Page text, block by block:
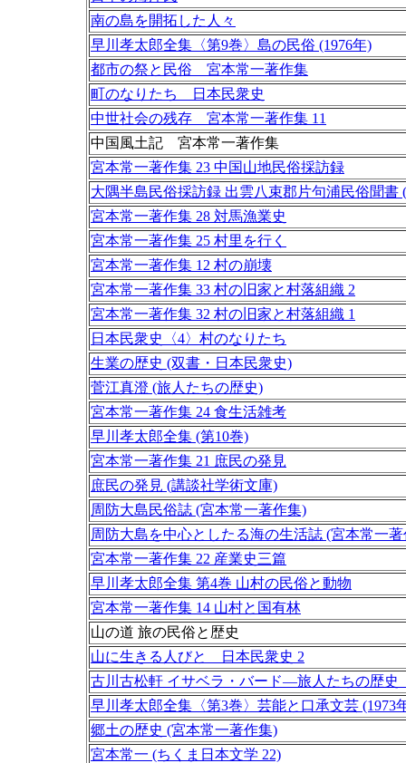
南の島を開拓した人々
早川孝太郎全集〈第9巻〉島の民俗 (1976年)
都市の祭と民俗 宮本常一著作集
町のなりたち 日本民衆史
中世社会の残存 宮本常一著作集 11
中国風土記 宮本常一著作集
宮本常一著作集 23 中国山地民俗採訪録
大隅半島民俗採訪録 出雲八束郡片句浦民俗聞書
宮本常一著作集 28 対馬漁業史
宮本常一著作集 25 村里を行く
宮本常一著作集 12 村の崩壊
宮本常一著作集 33 村の旧家と村落組織 2
宮本常一著作集 32 村の旧家と村落組織 1
日本民衆史〈4〉村のなりたち
生業の歴史 (双書・日本民衆史)
菅江真澄 (旅人たちの歴史)
宮本常一著作集 24 食生活雑考
早川孝太郎全集 (第10巻)
宮本常一著作集 21 庶民の発見
庶民の発見 (講談社学術文庫)
周防大島民俗誌 (宮本常一著作集)
周防大島を中心としたる海の生活誌 (宮本常一
宮本常一著作集 22 産業史三篇
早川孝太郎全集 第4巻 山村の民俗と動物
宮本常一著作集 14 山村と国有林
山の道 旅の民俗と歴史
山に生きる人びと 日本民衆史 2
古川古松軒 イサベラ・バード―旅人たちの歴史
早川孝太郎全集〈第3巻〉芸能と口承文芸 (1973
郷土の歴史 (宮本常一著作集)
宮本常一 (ちくま日本文学 22)